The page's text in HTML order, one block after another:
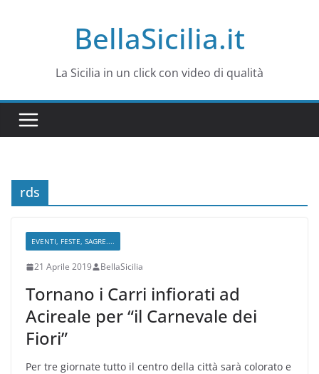
BellaSicilia.it
La Sicilia in un click con video di qualità
rds
EVENTI, FESTE, SAGRE....
21 Aprile 2019 BellaSicilia
Tornano i Carri infiorati ad
Acireale per “il Carnevale dei
Fiori”
Per tre giornate tutto il centro della città sarà colorato e